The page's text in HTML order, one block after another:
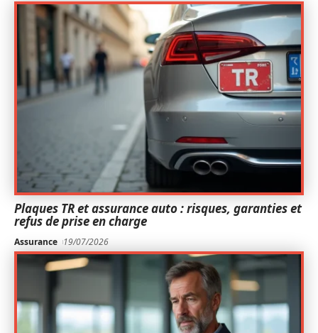
Plaques TR et assurance auto : risques, garanties et
refus de prise en charge
Assurance 19/07/2026